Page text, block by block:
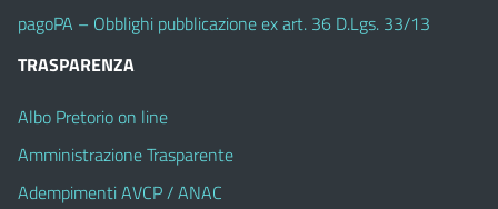
pagoPA – Obblighi pubblicazione ex art. 36 D.Lgs. 33/13
TRASPARENZA
Albo Pretorio on line
Amministrazione Trasparente
Adempimenti AVCP / ANAC